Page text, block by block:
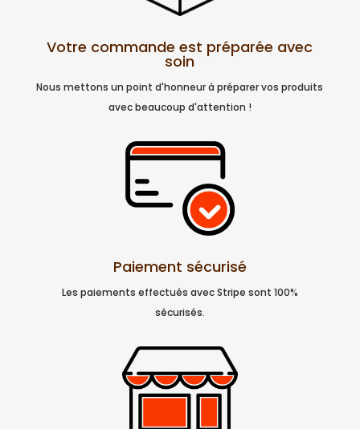
Votre commande est préparée avec
soin
Nous mettons un point d'honneur à préparer vos produits
avec beaucoup d'attention !
Paiement sécurisé
Les paiements effectués avec Stripe sont 100%
sécurisés.